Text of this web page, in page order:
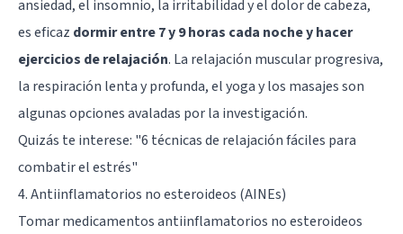
ansiedad, el insomnio, la irritabilidad y el dolor de cabeza,
es eficaz dormir entre 7 y 9 horas cada noche y hacer
ejercicios de relajación. La relajación muscular progresiva,
la respiración lenta y profunda, el yoga y los masajes son
algunas opciones avaladas por la investigación.
Quizás te interese: "6 técnicas de relajación fáciles para
combatir el estrés"
4. Antiinflamatorios no esteroideos (AINEs)
Tomar medicamentos antiinflamatorios no esteroideos